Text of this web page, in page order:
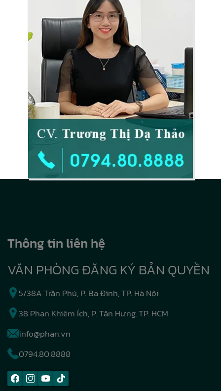
Thông tin liên hệ
VĂN PHÒNG ĐĂNG KÝ BẢN QUYỀN
5/38A Trần Phú, P. Ba Đình, TP. Hà Nội
38 Phan Khiêm Ích, P. Tân Hưng, TP. HCM
info@phan.vn
0794.80.8888